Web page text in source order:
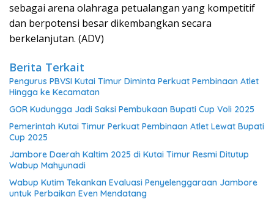
sebagai arena olahraga petualangan yang kompetitif
dan berpotensi besar dikembangkan secara
berkelanjutan. (ADV)
Berita Terkait
Pengurus PBVSI Kutai Timur Diminta Perkuat Pembinaan Atlet
Hingga ke Kecamatan
GOR Kudungga Jadi Saksi Pembukaan Bupati Cup Voli 2025
Pemerintah Kutai Timur Perkuat Pembinaan Atlet Lewat Bupati
Cup 2025
Jambore Daerah Kaltim 2025 di Kutai Timur Resmi Ditutup
Wabup Mahyunadi
Wabup Kutim Tekankan Evaluasi Penyelenggaraan Jambore
untuk Perbaikan Even Mendatang